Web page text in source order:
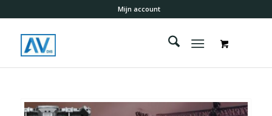
Mijn account